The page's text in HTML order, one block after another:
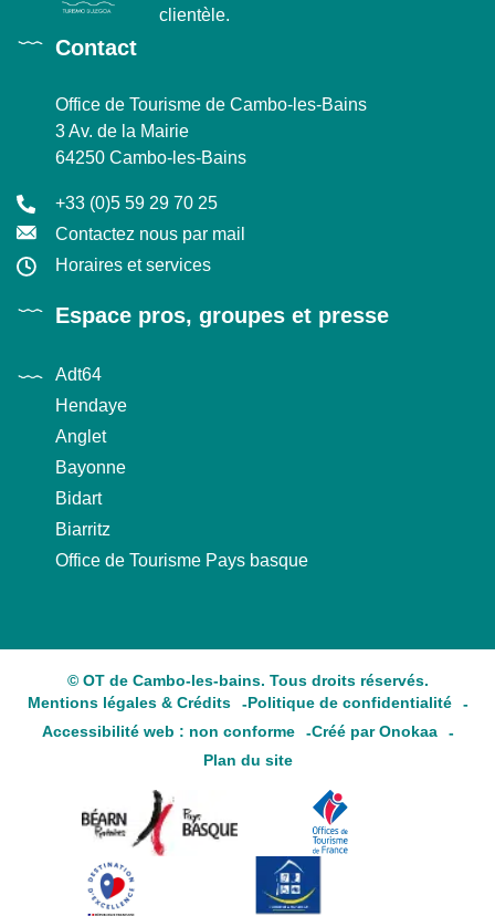
clientèle.
Contact
Office de Tourisme de Cambo-les-Bains
3 Av. de la Mairie
64250 Cambo-les-Bains
+33 (0)5 59 29 70 25
Contactez nous par mail
Horaires et services
Espace pros, groupes et presse
Adt64
Hendaye
Anglet
Bayonne
Bidart
Biarritz
Office de Tourisme Pays basque
© OT de Cambo-les-bains. Tous droits réservés.
Mentions légales & Crédits
Politique de confidentialité
Accessibilité web : non conforme
Créé par Onokaa
Plan du site